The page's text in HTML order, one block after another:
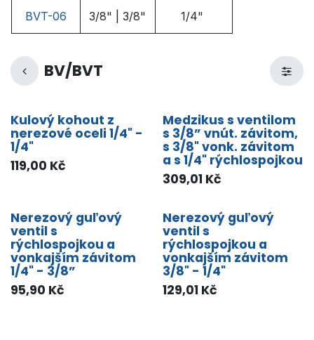
BVT-06 3/8" | 3/8" 1/4"
BV/BVT
Kulový kohout z
nerezové oceli 1/4" -
1/4"
119,00 Kč
Medzikus s ventilom
s 3/8” vnút. závitom,
s 3/8" vonk. závitom
a s 1/4" rýchlospojkou
309,01 Kč
Nerezový guľový
ventil s
rýchlospojkou a
vonkajším závitom
1/4" - 3/8”
95,90 Kč
Nerezový guľový
ventil s
rýchlospojkou a
vonkajším závitom
3/8" - 1/4"
129,01 Kč